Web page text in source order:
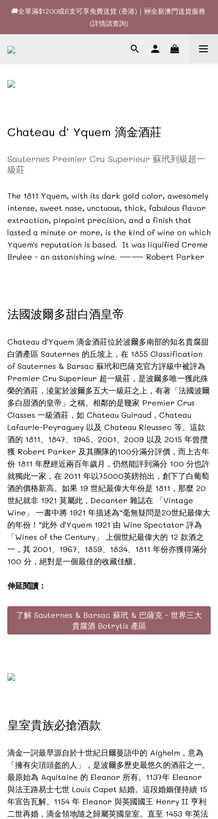
🚚全單滿$1200或6支可享免費送貨 (香港)｜🆕全新澳門送貨服務
(詳情請查詢)
🍷酒款、優惠經常更新，請時刻追蹤我地😊｜🤵👰Wine Couple
你的最佳婚宴酒酒商
🚚全單滿$1200或6支可享免費送貨 (香港)｜🆕全新澳門送貨服務
Chateau d' Yquem 滴金酒莊
Sauternes Premier Cru Superieur 蘇玳列級超一
級莊
The 1811 Yquem, with its dark gold color, awesomely
intense, sweet nose, unctuous, thick, fabulous flavor
extraction, pinpoint precision, and a finish that
lasted a minute or more, is the kind of wine on which
Yquem's reputation is based. It was liquified Creme
Brulee - an astonishing wine. —— Robert Parker
法國波爾多甜白酒皇帝
Chateau d'Yquem 滴金酒莊位於波爾多南部的知名貴腐甜
白酒產區 Sauternes 的丘坡上，在 1855 Classification
of Sauternes & Barsac 蘇玳和巴薩克官方評級中被評為
Premier Cru Superieur 超一級莊，是波爾多唯一獲此殊
榮的酒莊，淩駕於波爾多五大一級莊之上，有著「法國波爾
多白甜酒的皇帝」之稱。相鄰的是幾家 Premier Crus
Classes 一級酒莊，如 Chateau Guiraud，Chateau
Lafaurie-Peyraguey 以及 Chateau Rieussec 等。這款
酒的 1811、1847、1945、2001、2009 以及 2015 年曾攬
獲 Robert Parker 及其團隊的100分滿分評價，而上古年
份 1811 年歷經近兩百年歲月，仍然能評到滿分 100 分也許
就獨此一家，在 2011 年以75000英鎊拍出，創下了白葡萄
酒的價格新高。如果 19 世紀最偉大年份是 1811，那麼 20
世紀就非 1921 莫屬此，Decanter 雜誌在 「Vintage
Wine」 一書中將 1921 年描述為“毫無疑問是20世紀最偉大
的年份！”此外 d'Yquem 1921 由 Wine Spectator 評為
「Wines of the Century」 上個世紀最偉大的 12 款酒之
一，其 2001、1967、1859、1834、1811 年份亦獲得滿分
100 分，絕對是一個最佳的收藏佳釀。
伸延閱讀：
了解 Sauternes & Barsac 蘇玳 & 巴薩克 - 世界三大
貴腐酒 Botrytis 產區
皇室貴族必搶酒款
滴金一詞最早源自於十世紀日爾曼語中的 Aighelm，意為
「擁有尖頂頭盔的人」，是波爾多歷史最悠久的酒莊之一。
最原始為 Aquitaine 的 Eleanor 所有。1137年 Eleanor
與法王路易士七世 Louis Capet 結婚。這段婚姻僅持續 15
年宣告瓦解。1154 年 Eleanor 與英國國王 Henry II 亨利
二世再婚，滴金領地隨之歸屬英國皇室。直至 1453 年英法